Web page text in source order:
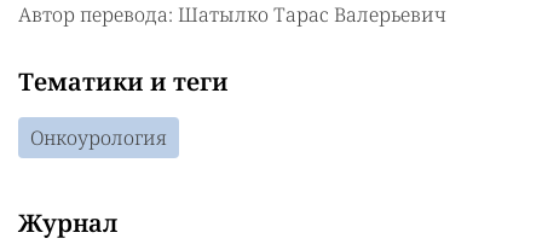
Автор перевода: Шатылко Тарас Валерьевич
Тематики и теги
Онкоурология
Журнал